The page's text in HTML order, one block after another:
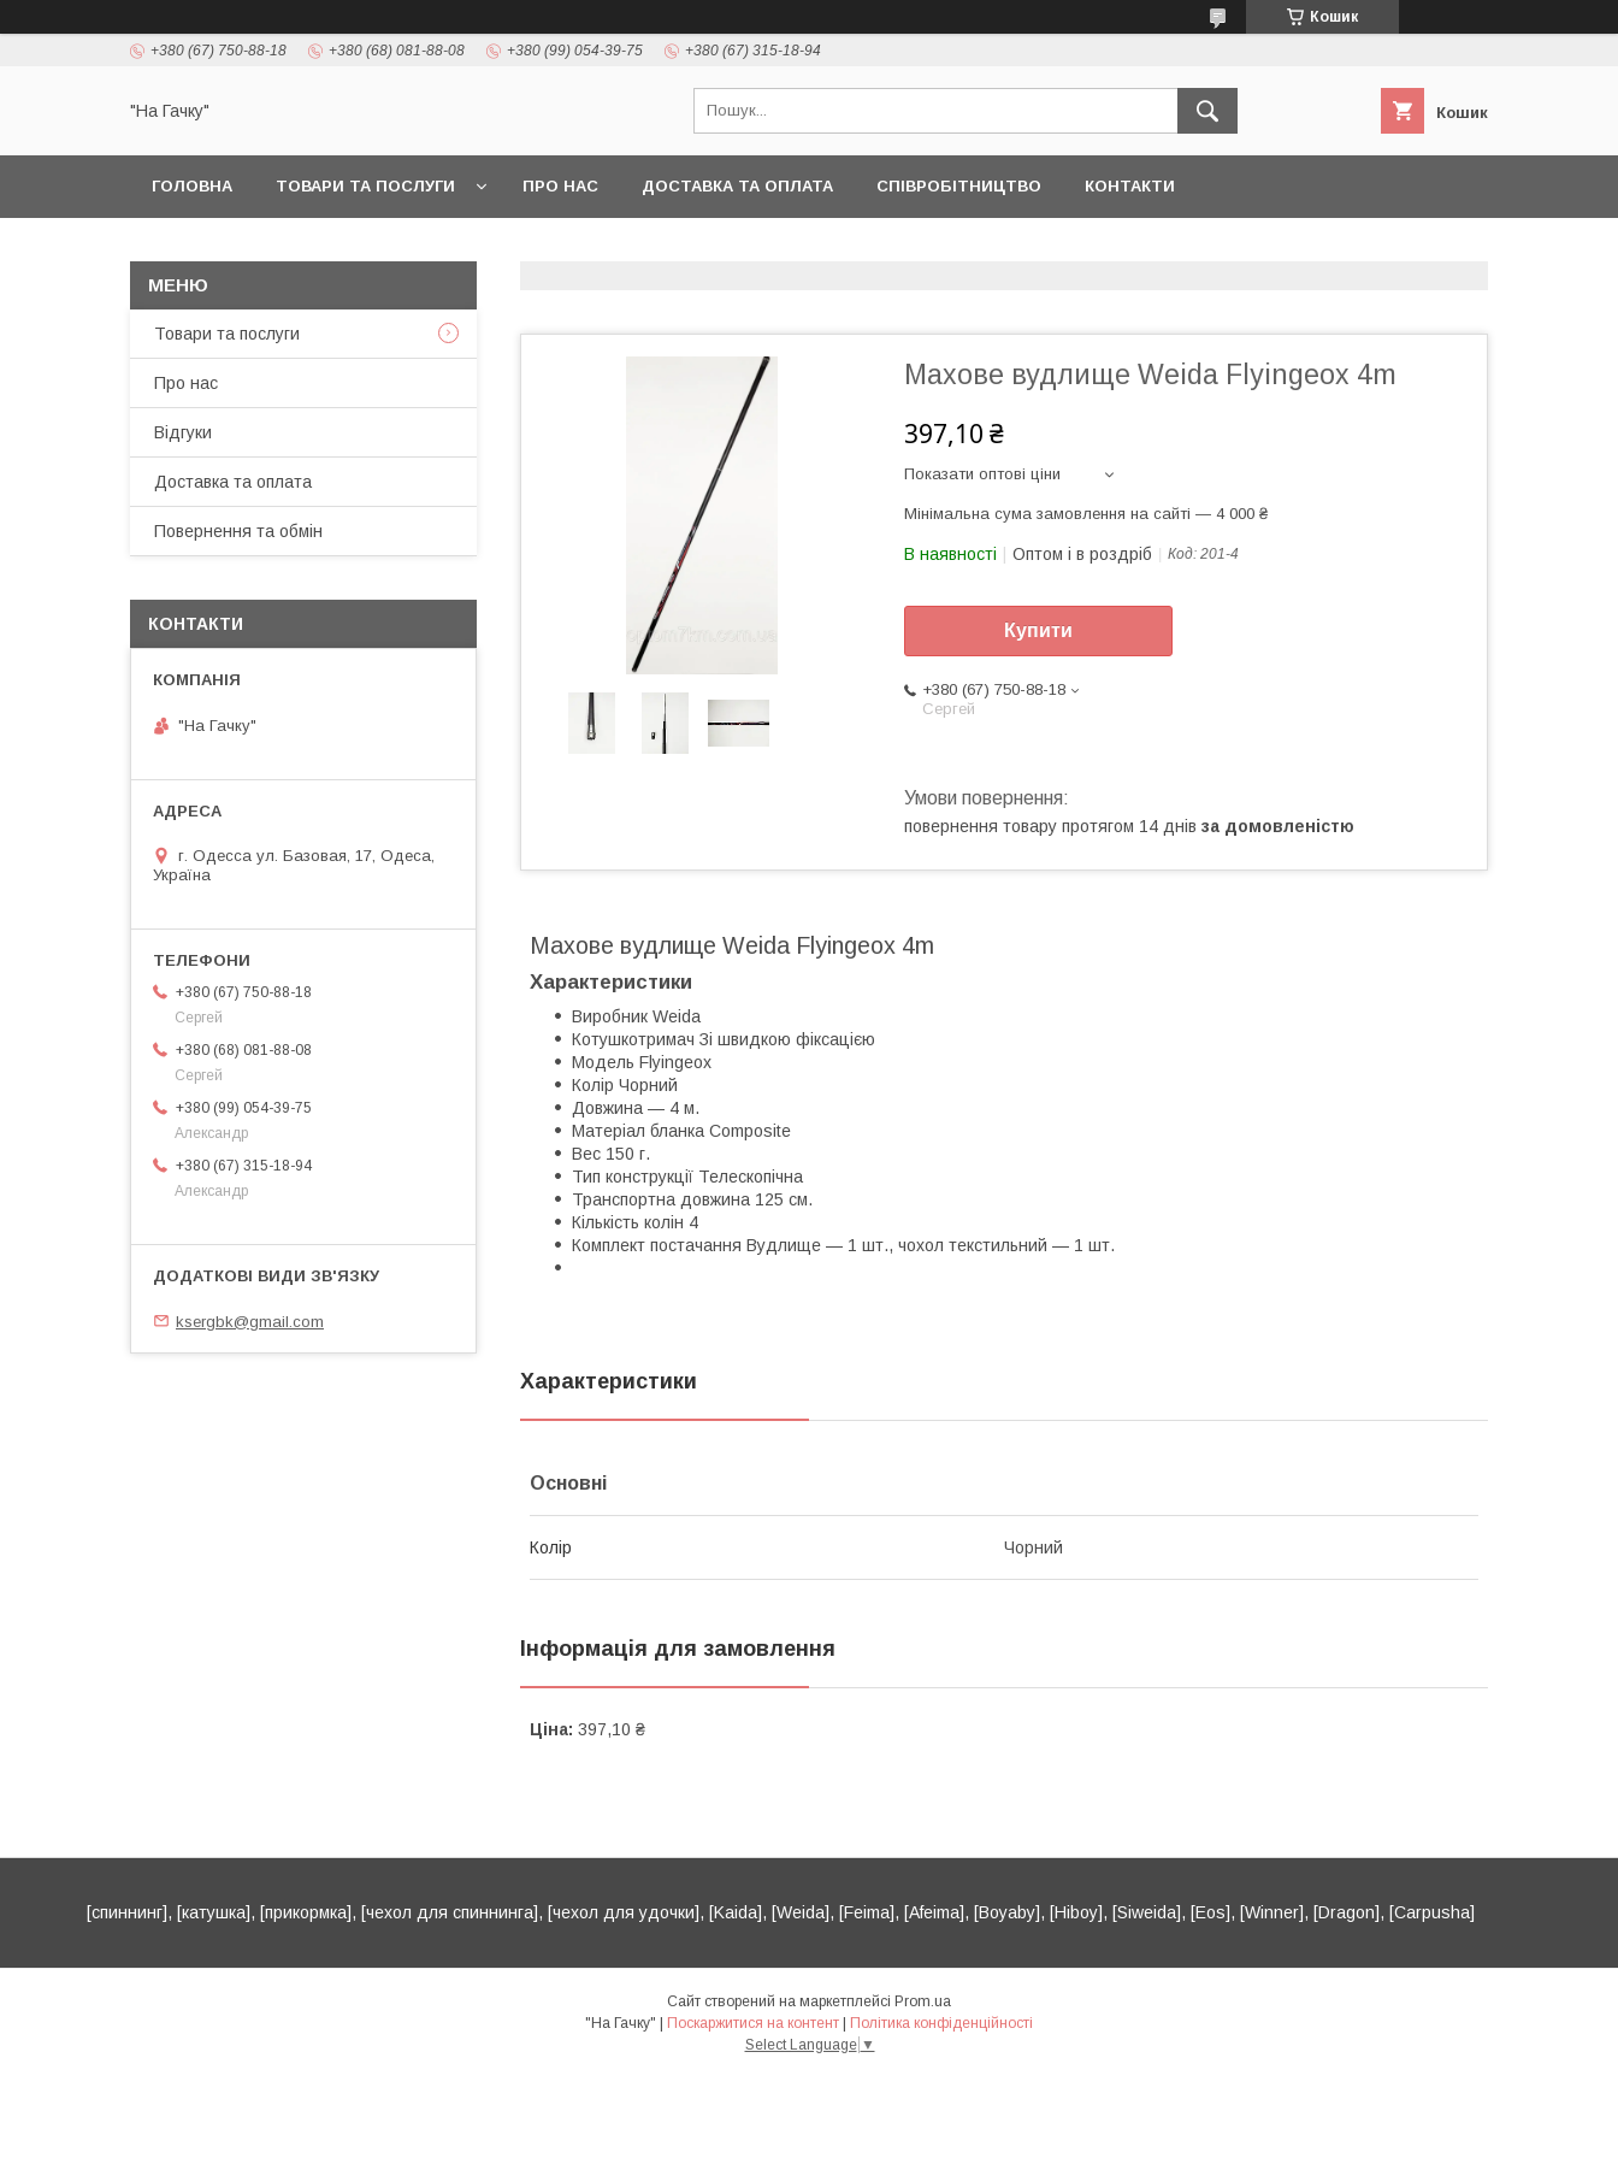
Кошик
+380 (67) 750-88-18 +380 (68) 081-88-08 +380 (99) 054-39-75 +380 (67) 315-18-94
"На Гачку" Кошик
ГОЛОВНА ТОВАРИ ТА ПОСЛУГИ ПРО НАС ДОСТАВКА ТА ОПЛАТА СПІВРОБІТНИЦТВО КОНТАКТИ
Махове вудлище Weida Flyingeox 4m
397,10 ₴
Показати оптові ціни
Мінімальна сума замовлення на сайті — 4 000 ₴
В наявності Оптом і в роздріб Код: 201-4
Купити
+380 (67) 750-88-18
Сергей
повернення товару протягом 14 днів за домовленістю
Махове вудлище Weida Flyingeox 4m
Характеристики
Виробник Weida
Котушкотримач Зі швидкою фіксацією
Модель Flyingeox
Колір Чорний
Довжина — 4 м.
Матеріал бланка Composite
Вес 150 г.
Тип конструкції Телескопічна
Транспортна довжина 125 см.
Кількість колін 4
Комплект постачання Вудлище — 1 шт., чохол текстильний — 1 шт.
Характеристики
Основні
Колір Чорний
Інформація для замовлення
Ціна: 397,10 ₴
Товари та послуги
Про нас
Відгуки
Доставка та оплата
Повернення та обмін
КОНТАКТИ
"На Гачку"
г. Одесса ул. Базовая, 17, Одеса,
Україна
+380 (67) 750-88-18
Сергей
+380 (68) 081-88-08
Сергей
+380 (99) 054-39-75
Александр
+380 (67) 315-18-94
Александр
ksergbk@gmail.com
[спиннинг], [катушка], [прикормка], [чехол для спиннинга], [чехол для удочки], [Kaida], [Weida], [Feima], [Afeima], [Boyaby], [Hiboy], [Siweida], [Eos], [Winner], [Dragon], [Carpusha]
Сайт створений на маркетплейсі Prom.ua
"На Гачку" | Поскаржитися на контент | Політика конфіденційності
Select Language ▼